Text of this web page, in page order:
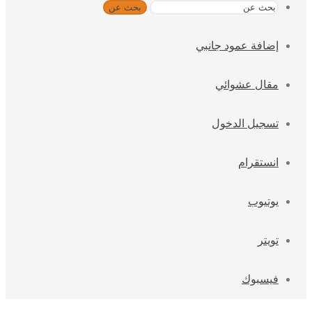
بحث عن
إضافة عمود جانبي
مقال عشوائي
تسجيل الدخول
انستقرام
يوتيوب
تويتر
فيسبوك